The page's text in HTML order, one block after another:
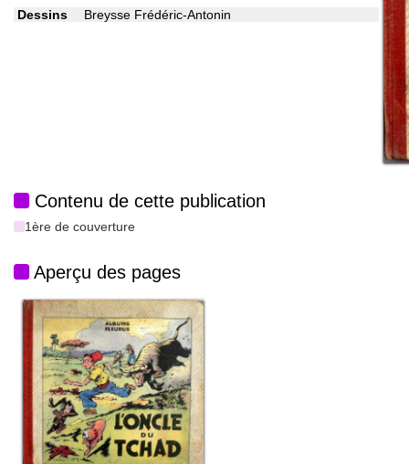
Dessins Breysse Frédéric-Antonin
Contenu de cette publication
1ère de couverture
Aperçu des pages